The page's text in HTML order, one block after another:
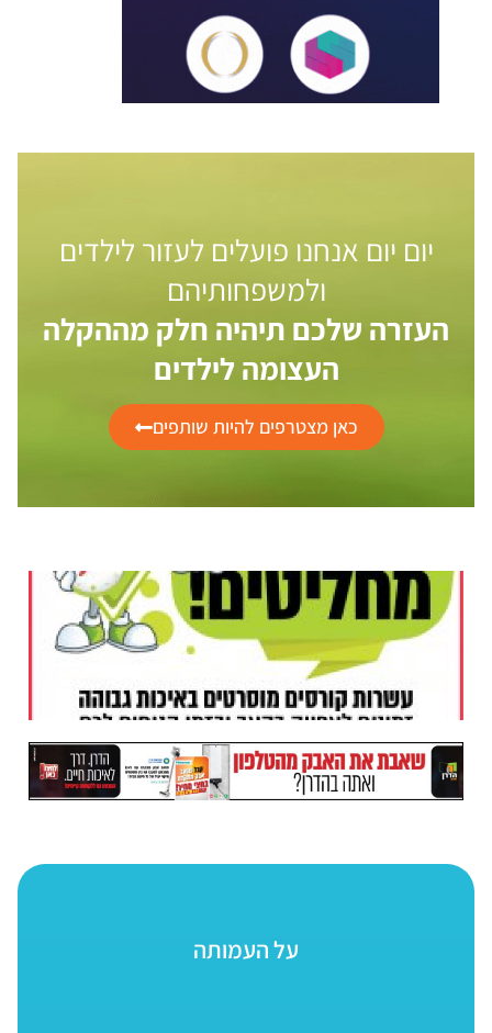
יום יום אנחנו פועלים לעזור לילדים
ולמשפחותיהם
העזרה שלכם תיהיה חלק מההקלה
העצומה לילדים
כאן מצטרפים להיות שותפים
על העמותה